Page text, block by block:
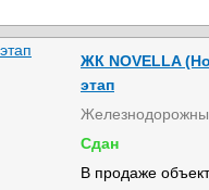
ЖК NOVELLA
этап
Сдан
В продаже